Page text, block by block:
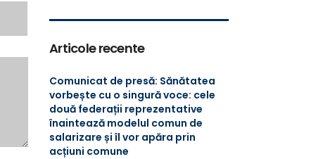
Articole recente
Comunicat de presă: Sănătatea
vorbește cu o singură voce: cele
două federații reprezentative
înaintează modelul comun de
salarizare și îl vor apăra prin
acțiuni comune